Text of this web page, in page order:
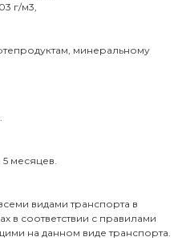
г/м3,
минеральному
месяцев.
видами транспорта в
в соответствии с правилами
на данном виде транспорта.